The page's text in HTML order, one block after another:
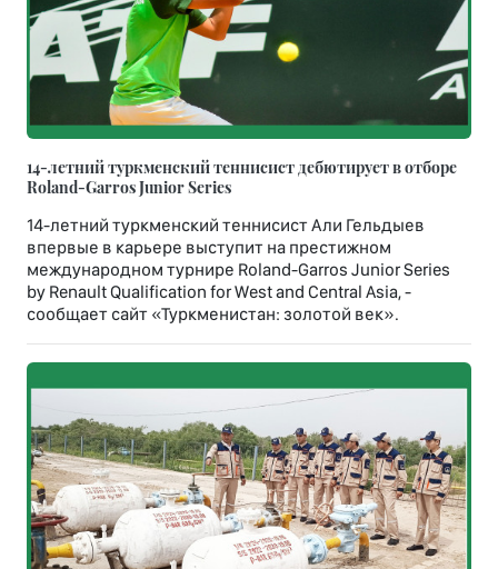
14-летний туркменский теннисист дебютирует в отборе
Roland-Garros Junior Series
14-летний туркменский теннисист Али Гельдыев
впервые в карьере выступит на престижном
международном турнире Roland-Garros Junior Series
by Renault Qualification for West and Central Asia, -
сообщает сайт «Туркменистан: золотой век».